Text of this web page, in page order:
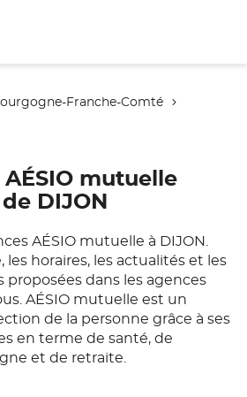
Franche-Comté
mutuelle
DIJON
AÉSIO mutuelle à DIJON.
les horaires, les actualités et les
proposées dans les agences
AÉSIO mutuelle est un
de la personne grâce à ses
en terme de santé, de
et de retraite.